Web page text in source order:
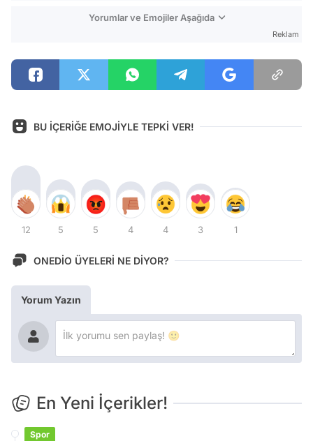
Yorumlar ve Emojiler Aşağıda
Reklam
BU İÇERİĞE EMOJİYLE TEPKİ VER!
12 5 5 4 4 3 1
ONEDİO ÜYELERİ NE DİYOR?
Yorum Yazın
En Yeni İçerikler!
Spor